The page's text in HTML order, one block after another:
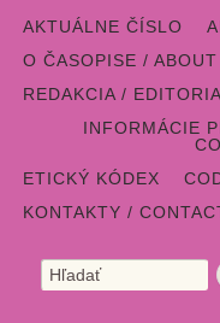
AKTUÁLNE ČÍSLO
O ČASOPISE / ABOUT
REDAKCIA /
INFORMÁCIE
ETICKÝ KÓDEX
KONTAKTY /